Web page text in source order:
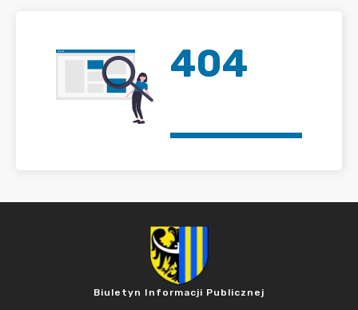
404
Biuletyn Informacji Publicznej